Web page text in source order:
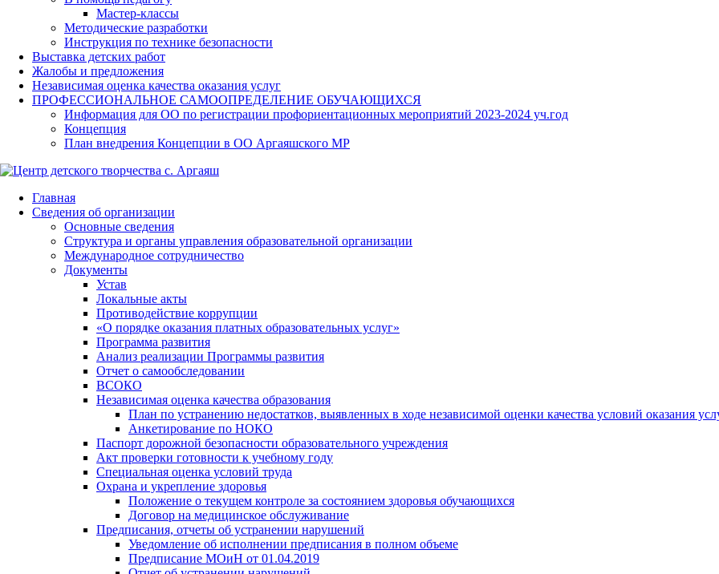
Мастер-классы
Методические разработки
Инструкция по технике безопасности
Выставка детских работ
Жалобы и предложения
Независимая оценка качества оказания услуг
ПРОФЕССИОНАЛЬНОЕ САМООПРЕДЕЛЕНИЕ ОБУЧАЮЩИХСЯ
Информация для ОО по регистрации профориентационных мероприятий 2023-2024 уч.год
Концепция
План внедрения Концепции в ОО Аргаяшского МР
Главная
Сведения об организации
Основные сведения
Структура и органы управления образовательной организации
Международное сотрудничество
Документы
Устав
Локальные акты
Противодействие коррупции
«О порядке оказания платных образовательных услуг»
Программа развития
Анализ реализации Программы развития
Отчет о самообследовании
ВСОКО
Независимая оценка качества образования
План по устранению недостатков, выявленных в ходе независимой оценки качества условий оказания
Анкетирование по НОКО
Паспорт дорожной безопасности образовательного учреждения
Акт проверки готовности к учебному году
Специальная оценка условий труда
Охрана и укрепление здоровья
Положение о текущем контроле за состоянием здоровья обучающихся
Договор на медицинское обслуживание
Предписания, отчеты об устранении нарушений
Уведомление об исполнении предписания в полном объеме
Предписание МОиН от 01.04.2019